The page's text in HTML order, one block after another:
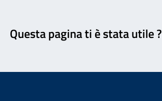
Questa pagina ti è stata utile ?